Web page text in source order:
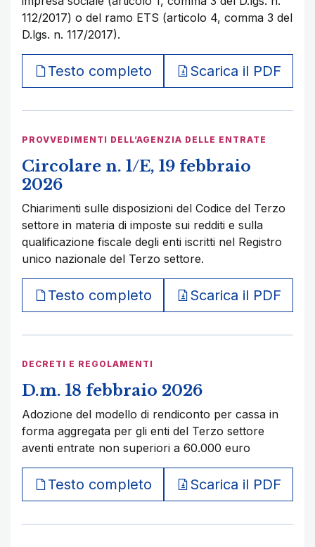
112/2017) o del ramo ETS (articolo 4, comma 3 del
D.lgs. n. 117/2017).
Testo completo Scarica il PDF
PROVVEDIMENTI DELL’AGENZIA DELLE ENTRATE
Circolare n. 1/E, 19 febbraio
2026
Chiarimenti sulle disposizioni del Codice del Terzo
settore in materia di imposte sui redditi e sulla
qualificazione fiscale degli enti iscritti nel Registro
unico nazionale del Terzo settore.
Testo completo Scarica il PDF
DECRETI E REGOLAMENTI
D.m. 18 febbraio 2026
Adozione del modello di rendiconto per cassa in
forma aggregata per gli enti del Terzo settore
aventi entrate non superiori a 60.000 euro
Testo completo Scarica il PDF